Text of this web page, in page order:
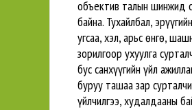
объектив талын шинжид
байна. Тухайлбал,
угсаа, хэл, арьс өнгө,
зорилгоор ухуулга
бус санхүүгийн үйл
буруу ташаа зар
үйлчилгээ, худалдааны